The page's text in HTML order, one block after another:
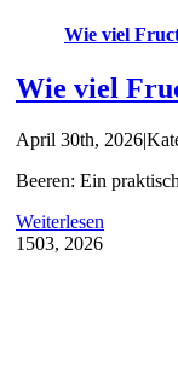
Wie viel
Wie viel
April 30th, 2026|
Beeren: Ein
Weiterlesen
1503, 2026